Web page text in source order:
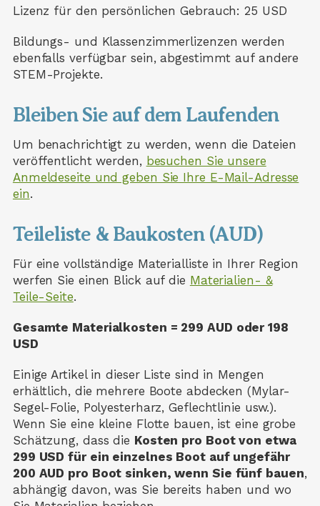
Lizenz für den persönlichen Gebrauch: 25 USD
Bildungs- und Klassenzimmerlizenzen werden
ebenfalls verfügbar sein, abgestimmt auf andere
STEM-Projekte.
Bleiben Sie auf dem Laufenden
Um benachrichtigt zu werden, wenn die Dateien
veröffentlicht werden, besuchen Sie unsere
Anmeldeseite und geben Sie Ihre E-Mail-Adresse
ein.
Teileliste & Baukosten (AUD)
Für eine vollständige Materialliste in Ihrer Region
werfen Sie einen Blick auf die Materialien- &
Teile-Seite.
Gesamte Materialkosten = 299 AUD oder 198
USD
Einige Artikel in dieser Liste sind in Mengen
erhältlich, die mehrere Boote abdecken (Mylar-
Segel-Folie, Polyesterharz, Geflechtlinie usw.).
Wenn Sie eine kleine Flotte bauen, ist eine grobe
Schätzung, dass die Kosten pro Boot von etwa
299 USD für ein einzelnes Boot auf ungefähr
200 AUD pro Boot sinken, wenn Sie fünf bauen,
abhängig davon, was Sie bereits haben und wo